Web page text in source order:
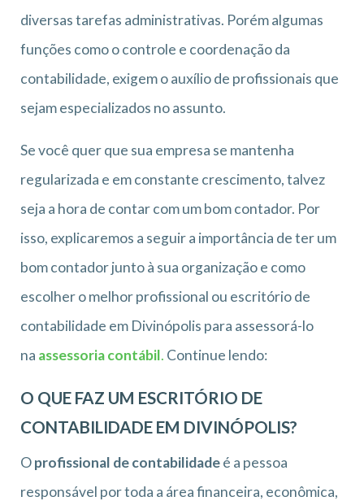
diversas tarefas administrativas. Porém algumas
funções como o controle e coordenação da
contabilidade, exigem o auxílio de profissionais que
sejam especializados no assunto.
Se você quer que sua empresa se mantenha
regularizada e em constante crescimento, talvez
seja a hora de contar com um bom contador. Por
isso, explicaremos a seguir a importância de ter um
bom contador junto à sua organização e como
escolher o melhor profissional ou escritório de
contabilidade em Divinópolis para assessorá-lo
na assessoria contábil. Continue lendo:
O QUE FAZ UM ESCRITÓRIO DE
CONTABILIDADE EM DIVINÓPOLIS?
Oprofissional de contabilidadeé a pessoa
responsável por toda a área financeira, econômica,